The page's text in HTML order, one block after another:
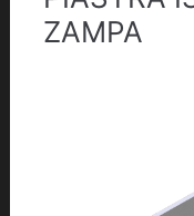
ZAMPA